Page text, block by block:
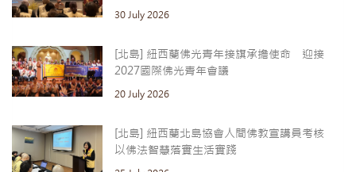
30 July 2026
[北島] 紐西蘭佛光青年接旗承擔使命 迎接
2027國際佛光青年會議
20 July 2026
[北島] 紐西蘭北島協會人間佛教宣講員考核
以佛法智慧落實生活實踐